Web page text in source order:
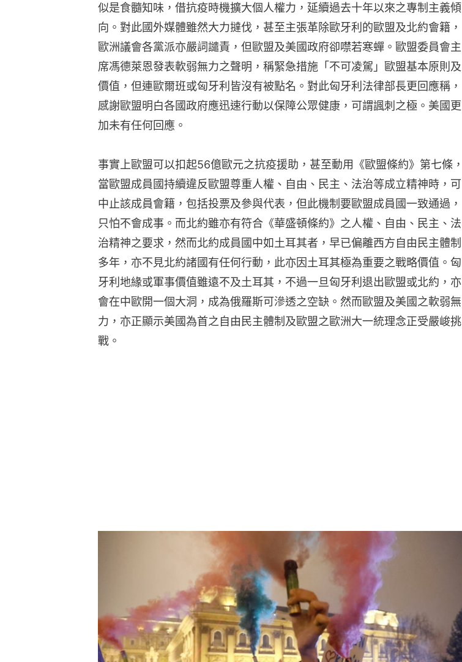
似是食髓知味，借抗疫時機擴大個人權力，延續過去十年以來之專制主義傾
向。對此國外媒體雖然大力撻伐，甚至主張革除歐牙利的歐盟及北約會籍，
歐洲議會各黨派亦嚴詞譴責，但歐盟及美國政府卻噤若寒蟬。歐盟委員會主
席馮德萊恩發表軟弱無力之聲明，稱緊急措施「不可凌駕」歐盟基本原則及
價值，但連歐爾班或匈牙利皆沒有被點名。對此匈牙利法律部長更回應稱，
感謝歐盟明白各國政府應迅速行動以保障公眾健康，可謂諷刺之極。美國更
加未有任何回應。
事實上歐盟可以扣起56億歐元之抗疫援助，甚至動用《歐盟條約》第七條，
當歐盟成員國持續違反歐盟尊重人權、自由、民主、法治等成立精神時，可
中止該成員會籍，包括投票及參與代表，但此機制要歐盟成員國一致通過，
只怕不會成事。而北約雖亦有符合《華盛頓條約》之人權、自由、民主、法
治精神之要求，然而北約成員國中如土耳其者，早已偏離西方自由民主體制
多年，亦不見北約諸國有任何行動，此亦因土耳其極為重要之戰略價值。匈
牙利地緣或軍事價值雖遠不及土耳其，不過一旦匈牙利退出歐盟或北約，亦
會在中歐開一個大洞，成為俄羅斯可滲透之空缺。然而歐盟及美國之軟弱無
力，亦正顯示美國為首之自由民主體制及歐盟之歐洲大一統理念正受嚴峻挑
戰。